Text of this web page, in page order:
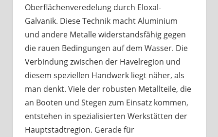
Oberflächenveredelung durch Eloxal-
Galvanik. Diese Technik macht Aluminium
und andere Metalle widerstandsfähig gegen
die rauen Bedingungen auf dem Wasser. Die
Verbindung zwischen der Havelregion und
diesem speziellen Handwerk liegt näher, als
man denkt. Viele der robusten Metallteile, die
an Booten und Stegen zum Einsatz kommen,
entstehen in spezialisierten Werkstätten der
Hauptstadtregion. Gerade für